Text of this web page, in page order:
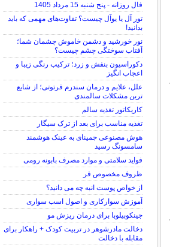
فال روزانه - پنج شنبه 15 مرداد 1405
تور آل یا یوآل چیست؟ تفاوت‌های مهمی که باید
بدانید!
نور خورشید و دشمن خاموش چشمان شما؛
آفتاب سوختگی چشم چیست؟
دکوراسیون بنفش و زرد؛ ترکیب رنگی زیبا و
اعجاب انگیز
علل، علایم و درمان سندرم فرتوتی؛ از شایع
ترین مشکلات سالمندی
کاریکاتور تغذیه سالم
تغذیه مناسب برای بعد از ترک سیگار
هوش مصنوعی جمینای به عینک هوشمند
سامسونگ رسید
فواید سلامتی و موارد مصرف بابونه رومی
ظروف مخصوص فر
از خواص پوست انبه چه می دانید؟
آموزش سوارکاری و اصول اسب سواری
جینکوبیلوبا برای درمان ریزش مو
دخالت مادرشوهر در تربیت کودک + راهکار برای
مقابله با دخالت